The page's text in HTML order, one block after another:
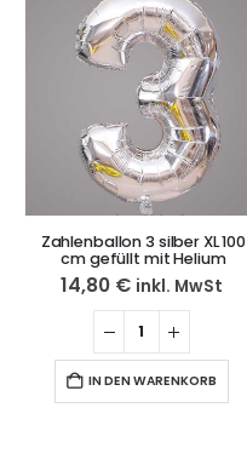
Zahlenballon 3 silber XL 100
cm gefüllt mit Helium
14,80 € inkl. MwSt
IN DEN WARENKORB